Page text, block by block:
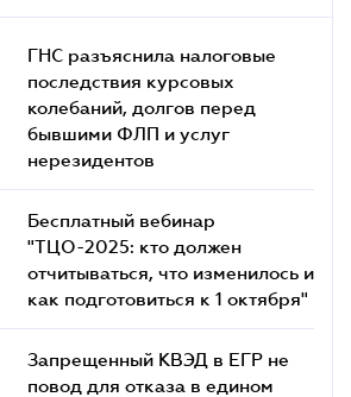
ГНС разъяснила налоговые
последствия курсовых
колебаний, долгов перед
бывшими ФЛП и услуг
нерезидентов
Бесплатный вебинар
"ТЦО-2025: кто должен
отчитываться, что изменилось и
как подготовиться к 1 октября"
Запрещенный КВЭД в ЕГР не
повод для отказа в едином